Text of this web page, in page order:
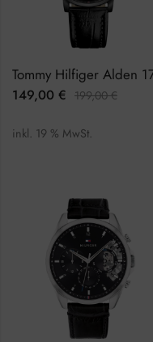
149,00 € 199,00€
inkl. 19 % MwSt.